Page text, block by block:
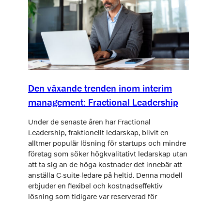
Den växande trenden inom interim
management: Fractional Leadership
Under de senaste åren har Fractional
Leadership, fraktionellt ledarskap, blivit en
alltmer populär lösning för startups och mindre
företag som söker högkvalitativt ledarskap utan
att ta sig an de höga kostnader det innebär att
anställa C-suite-ledare på heltid. Denna modell
erbjuder en flexibel och kostnadseffektiv
lösning som tidigare var reserverad för